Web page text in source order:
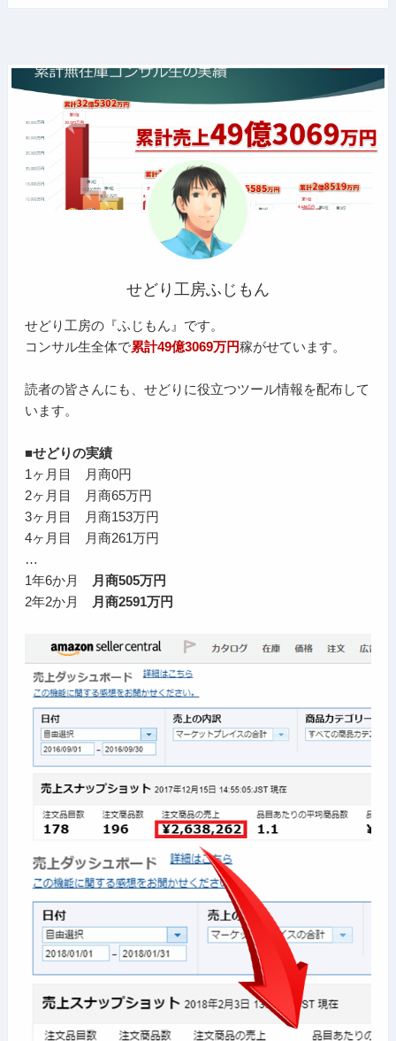
せどり工房ふじもん
せどり工房の『ふじもん』です。
コンサル生全体で累計49億3069万円稼がせています。
読者の皆さんにも、せどりに役立つツール情報を配布して
います。
■せどりの実績
1ヶ月目 月商0円
2ヶ月目 月商65万円
3ヶ月目 月商153万円
4ヶ月目 月商261万円
…
1年6か月
月商505万円
2年2か月
月商2591万円